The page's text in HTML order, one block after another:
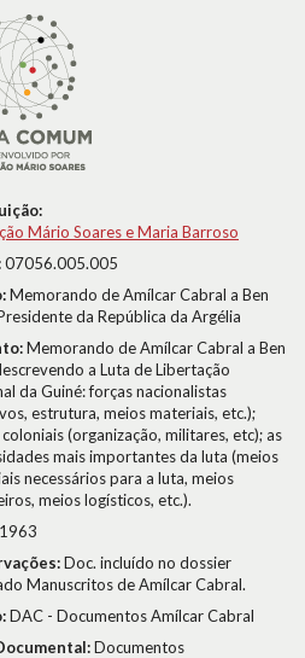
Mário Soares e Maria Barroso
07056.005.005
Memorando de Amílcar Cabral a Ben
da República da Argélia
Memorando de Amílcar Cabral a Ben
a Luta de Libertação
da Guiné: forças nacionalistas
estrutura, meios materiais, etc.);
(organização, militares, etc); as
mais importantes da luta (meios
necessários para a luta, meios
meios logísticos, etc.).
1963
Doc. incluído no dossier
Manuscritos de Amílcar Cabral.
DAC - Documentos Amílcar Cabral
Documentos